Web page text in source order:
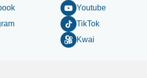
Youtube
TikTok
Kwai